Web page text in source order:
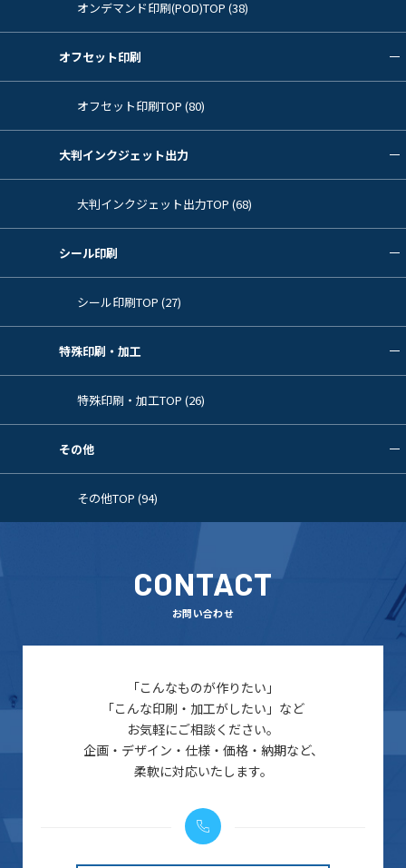
オンデマンド印刷(POD)TOP (38)
オフセット印刷
オフセット印刷TOP (80)
大判インクジェット出力
大判インクジェット出力TOP (68)
シール印刷
シール印刷TOP (27)
特殊印刷・加工
特殊印刷・加工TOP (26)
その他
その他TOP (94)
CONTACT
お問い合わせ
「こんなものが作りたい」
「こんな印刷・加工がしたい」など
お気軽にご相談ください。
企画・デザイン・仕様・価格・納期など、
柔軟に対応いたします。